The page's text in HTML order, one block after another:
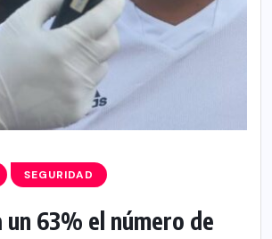
SEGURIDAD
un 63% el número de